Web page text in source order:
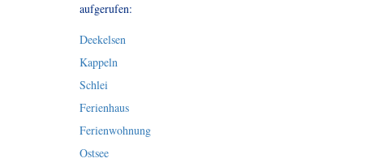
aufgerufen:
Deekelsen
Kappeln
Schlei
Ferienhaus
Ferienwohnung
Ostsee